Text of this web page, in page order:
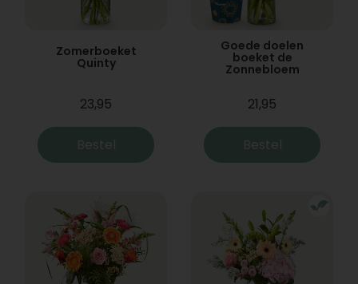
Zomerboeket
Quinty
23,95
Bestel
Goede doelen
boeket de
Zonnebloem
21,95
Bestel